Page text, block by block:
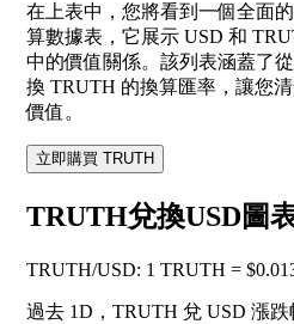
在上表中，您將看到一個全面
算數據表，它展示 USD 和
中的價值關係。該列表涵蓋了
換 TRUTH 的換算匯率，讓您
價值。
立即購買 TRUTH
TRUTH兌換USD圖
TRUTH/USD: 1 TRUTH =
過去 1D，TRUTH 兌 USD 漲跌